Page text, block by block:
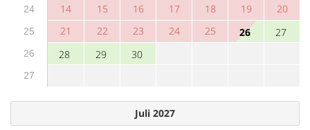
24 14 15 16 17 18 19 20
25 21 22 23 24 25 26 27
26 28 29 30
27
Juli 2027